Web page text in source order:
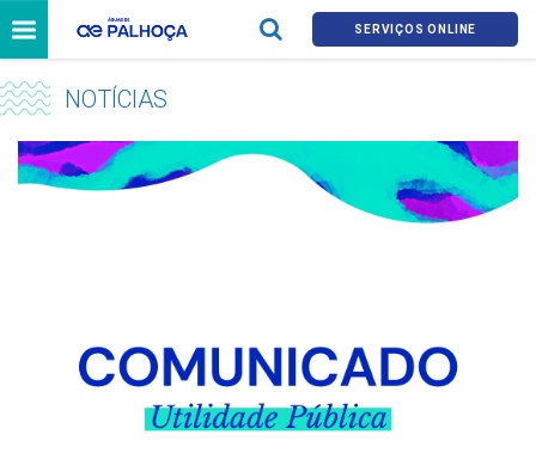
SERVIÇOS ONLINE
NOTÍCIAS